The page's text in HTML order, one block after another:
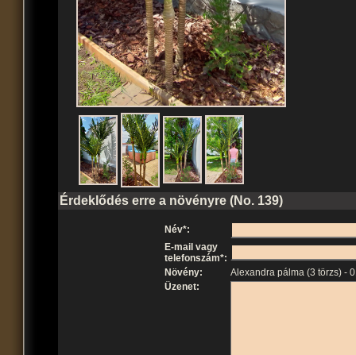
Érdeklődés erre a növényre (No. 139)
Név*:
E-mail vagy
telefonszám*:
Növény:
Alexandra pálma (3 törzs) -
Üzenet: